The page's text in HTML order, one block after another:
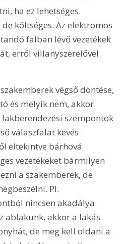
ha ez lehetséges.
költséges. Az elektromos
falban lévő vezetékek
erről villanyszerelővel
végső döntése,
és melyik nem, akkor
szempontok
válaszfalat kevés
eltekintve bárhová
vezetékeket bármilyen
a szakemberek, de
Pl.
nincsen akadálya
ablakunk, akkor a lakás
de meg kell oldani a